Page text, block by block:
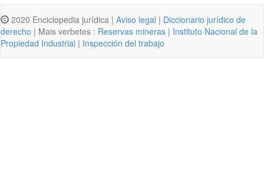
2020 Enciclopedia jurídica | Aviso legal | Diccionario jurídico de
derecho | Mais verbetes : Reservas mineras | Instituto Nacional de la
Propiedad Industrial | Inspección del trabajo